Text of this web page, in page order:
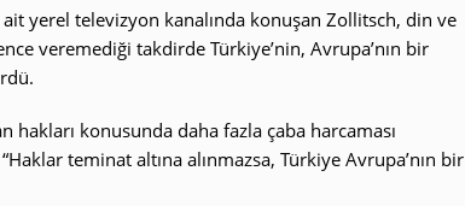
ait yerel televizyon kanalında konuşan Zollitsch, din ve
veremediği takdirde Türkiye’nin, Avrupa’nın bir
hakları konusunda daha fazla çaba harcaması
teminat altına alınmazsa, Türkiye Avrupa’nın bir